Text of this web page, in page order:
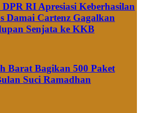
RI Apresiasi Keberhasilan
Damai Cartenz Gagalkan
Senjata ke KKB
Barat Bagikan 500 Paket
Suci Ramadhan